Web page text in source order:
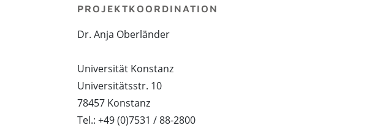
PROJEKTKOORDINATION
Dr. Anja Oberländer
Universität Konstanz
Universitätsstr. 10
78457 Konstanz
Tel.: +49 (0)7531 / 88-2800